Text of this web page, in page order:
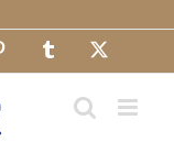
Pinterest Tumblr